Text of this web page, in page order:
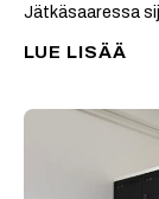
Jätkäsaaressa
LUE LISÄÄ